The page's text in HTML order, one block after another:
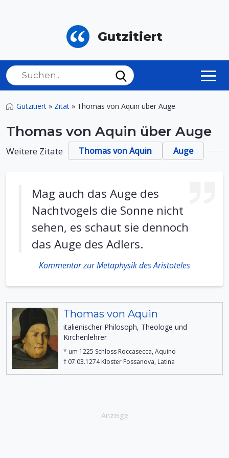
Gutzitiert
Gutzitiert » Zitat » Thomas von Aquin über Auge
Thomas von Aquin über Auge
Weitere Zitate Thomas von Aquin Auge
Mag auch das Auge des
Nachtvogels die Sonne nicht
sehen, es schaut sie dennoch
das Auge des Adlers.
Kommentar zur Metaphysik des Aristoteles
Thomas von Aquin
italienischer Philosoph, Theologe und
Kirchenlehrer
* um 1225 Schloss Roccasecca, Aquino
† 07.03.1274 Kloster Fossanova, Latina
Anzeige